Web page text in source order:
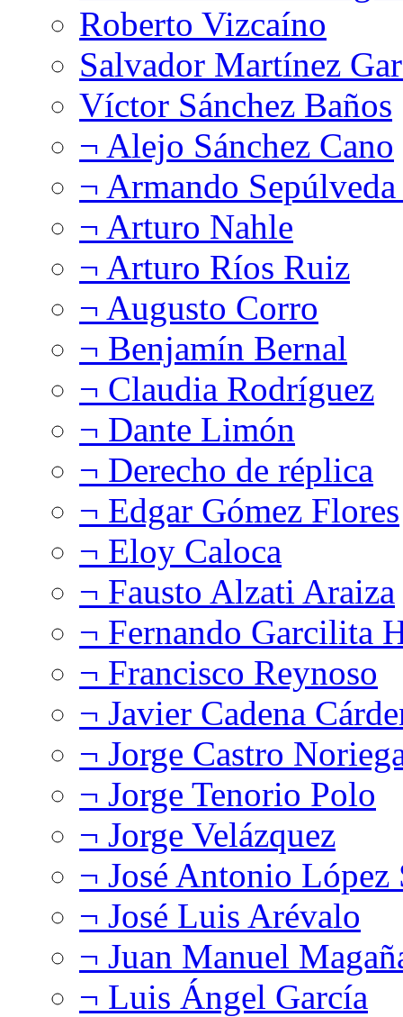
Roberto Vizcaíno
Salvador Martínez
Víctor Sánchez Baños
¬ Alejo Sánchez Cano
¬ Armando
¬ Arturo Nahle
¬ Arturo Ríos Ruiz
¬ Augusto Corro
¬ Benjamín Bernal
¬ Claudia Rodríguez
¬ Dante Limón
¬ Derecho de réplica
¬ Edgar Gómez Flores
¬ Eloy Caloca
¬ Fausto Alzati Araiza
¬ Fernando Garcilita
¬ Francisco Reynoso
¬ Javier Cadena
¬ Jorge Castro
¬ Jorge Tenorio Polo
¬ Jorge Velázquez
¬ José Antonio López
¬ José Luis Arévalo
¬ Juan Manuel
¬ Luis Ángel García